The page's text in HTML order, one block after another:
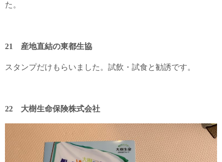
た。
21 産地直結の東都生協
スタンプだけもらいました。試飲・試食と勧誘です。
22 大樹生命保険株式会社